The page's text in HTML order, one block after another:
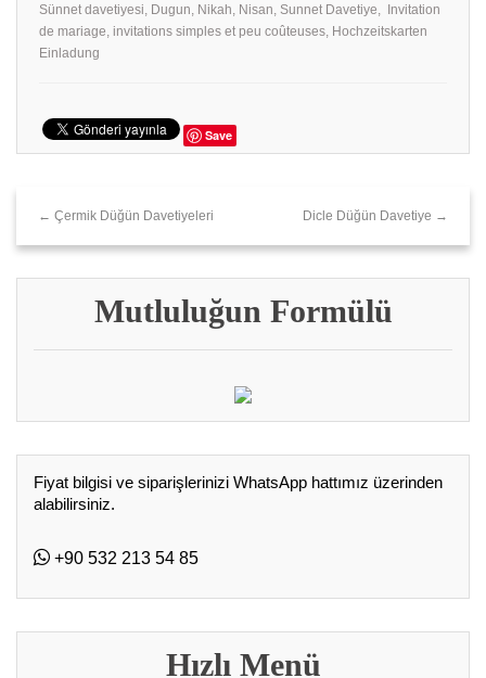
Sünnet davetiyesi, Dugun, Nikah, Nisan, Sunnet Davetiye, Invitation
de mariage, invitations simples et peu coûteuses, Hochzeitskarten
Einladung
Save
← Çermik Düğün Davetiyeleri Dicle Düğün Davetiye →
Mutluluğun Formülü
Fiyat bilgisi ve siparişlerinizi WhatsApp hattımız üzerinden
alabilirsiniz.
+90 532 213 54 85
Hızlı Menü